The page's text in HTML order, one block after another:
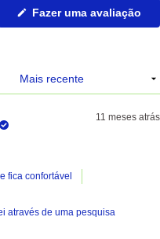
Fazer uma avaliação
11 meses atrás
fica confortável
através de uma pesquisa